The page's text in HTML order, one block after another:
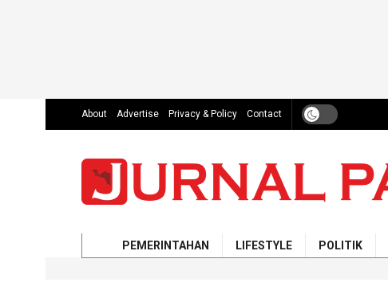
About Advertise Privacy & Policy Contact
PEMERINTAHAN LIFESTYLE POLITIK